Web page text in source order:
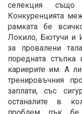
селекция
Конкуренцията
рамката бе
Локило, Бютучи и
за провалени
поредната
кариерите им. А
тренировъчния
заплати, със
останалите в